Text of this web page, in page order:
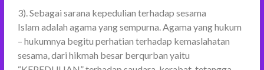
3). Sebagai sarana kepedulian terhadap sesama
Islam adalah agama yang sempurna. Agama yang hukum
– hukumnya begitu perhatian terhadap kemaslahatan
sesama, dari hikmah besar berqurban yaitu